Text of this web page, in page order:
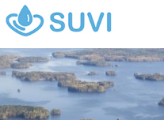
Hyppää
pääsisältöön